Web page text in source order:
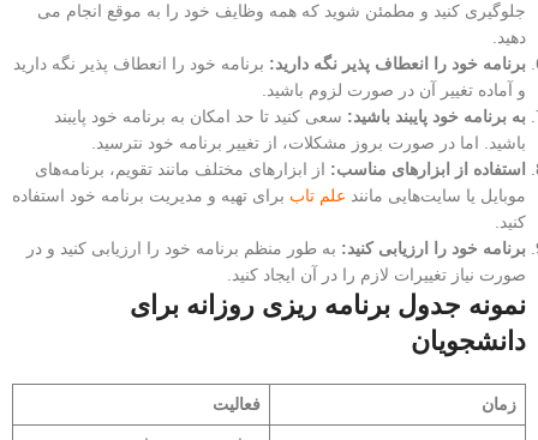
جلوگیری کنید و مطمئن شوید که همه وظایف خود را به موقع انجام می
دهید.
برنامه خود را انعطاف پذیر نگه دارید: برنامه خود را انعطاف پذیر نگه دارید
و آماده تغییر آن در صورت لزوم باشید.
به برنامه خود پایبند باشید: سعی کنید تا حد امکان به برنامه خود پایبند
باشید. اما در صورت بروز مشکلات، از تغییر برنامه خود نترسید.
استفاده از ابزارهای مناسب: از ابزارهای مختلف مانند تقویم، برنامه‌های
موبایل یا سایت‌هایی مانند علم تاب برای تهیه و مدیریت برنامه خود استفاده
کنید.
برنامه خود را ارزیابی کنید: به طور منظم برنامه خود را ارزیابی کنید و در
صورت نیاز تغییرات لازم را در آن ایجاد کنید.
نمونه جدول برنامه ریزی روزانه برای
دانشجویان
زمان فعالیت